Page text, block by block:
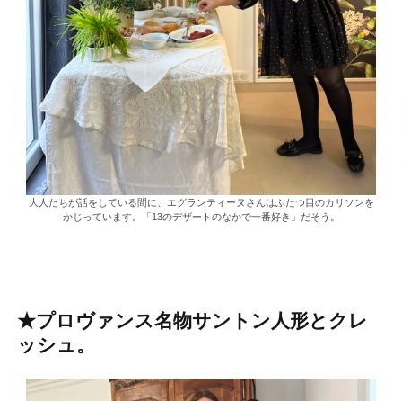
大人たちが話をしている間に、エグランティーヌさんはふたつ目のカリソンを
かじっています。「13のデザートのなかで一番好き」だそう。
★プロヴァンス名物サントン人形とクレ
ッシュ。